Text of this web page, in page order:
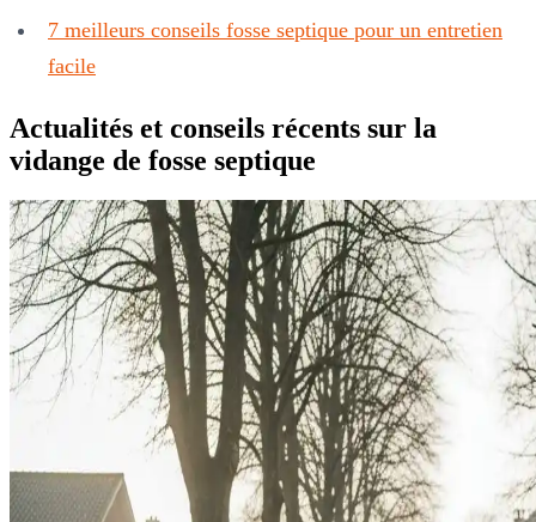
7 meilleurs conseils fosse septique pour un entretien
facile
Actualités et conseils récents sur la
vidange de fosse septique